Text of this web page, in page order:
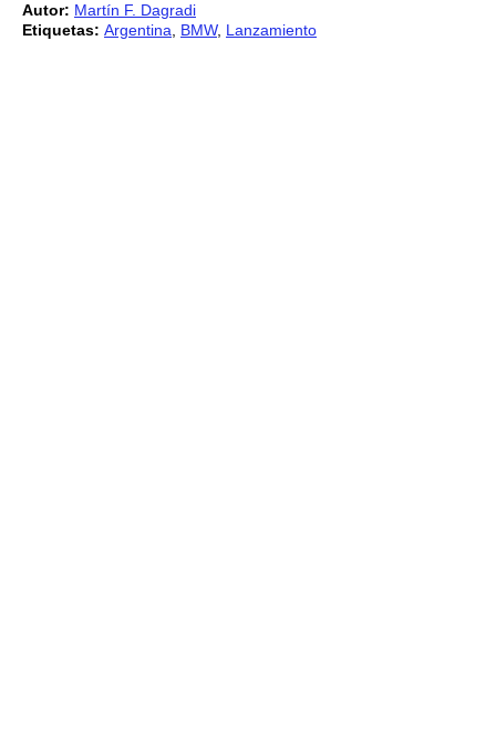
Autor: Martín F. Dagradi
Etiquetas: Argentina BMW, Lanzamiento